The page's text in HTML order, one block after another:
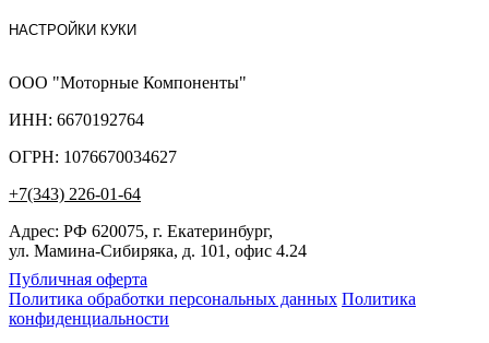
НАСТРОЙКИ КУКИ
ООО "Моторные Компоненты"
ИНН: 6670192764
ОГРН: 1076670034627
+7(343) 226-01-64
Адрес: РФ 620075, г. Екатеринбург,
ул. Мамина-Сибиряка, д. 101, офис 4.24
Публичная оферта
Политика обработки персональных данных Политика
конфиденциальности